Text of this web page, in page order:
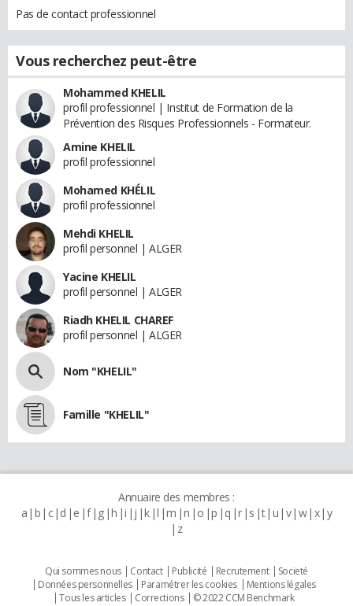
Pas de contact professionnel
Vous recherchez peut-être
Mohammed KHELIL
profil professionnel | Institut de Formation de la
Prévention des Risques Professionnels - Formateur.
Amine KHELIL
profil professionnel
Mohamed KHÉLIL
profil professionnel
Mehdi KHELIL
profil personnel | ALGER
Yacine KHELIL
profil personnel | ALGER
Riadh KHELIL CHAREF
profil personnel | ALGER
Nom "KHELIL"
Famille "KHELIL"
Annuaire des membres :
a b c d e f g h i j k l m n o p q r s t u v w x y
z
Qui sommes nous Contact Publicité Recrutement
Societé
Données personnelles
Paramétrer les cookies
Mentions légales
Tous les articles
Corrections © 2022 CCM Benchmark